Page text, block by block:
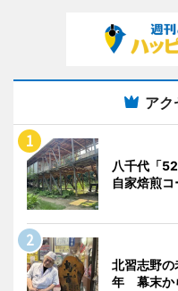
アク
八千代「
自家焙煎
北習志野
年 幕末か